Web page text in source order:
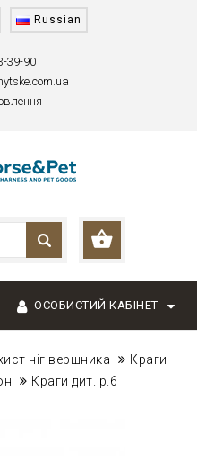
Russian
39-90
ОСОБИСТИЙ КАБІНЕТ
ніг вершника
Краги
Краги дит. р.6